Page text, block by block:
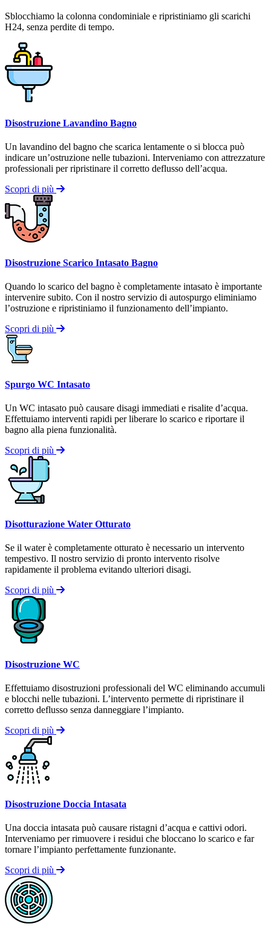
Sblocchiamo la colonna condominiale e ripristiniamo gli scarichi
H24, senza perdite di tempo.
Disostruzione Lavandino Bagno
Un lavandino del bagno che scarica lentamente o si blocca può
indicare un’ostruzione nelle tubazioni. Interveniamo con attrezzature
professionali per ripristinare il corretto deflusso dell’acqua.
Scopri di più
Disostruzione Scarico Intasato Bagno
Quando lo scarico del bagno è completamente intasato è importante
intervenire subito. Con il nostro servizio di autospurgo eliminiamo
l’ostruzione e ripristiniamo il funzionamento dell’impianto.
Scopri di più
Spurgo WC Intasato
Un WC intasato può causare disagi immediati e risalite d’acqua.
Effettuiamo interventi rapidi per liberare lo scarico e riportare il
bagno alla piena funzionalità.
Scopri di più
Disotturazione Water Otturato
Se il water è completamente otturato è necessario un intervento
tempestivo. Il nostro servizio di pronto intervento risolve
rapidamente il problema evitando ulteriori disagi.
Scopri di più
Disostruzione WC
Effettuiamo disostruzioni professionali del WC eliminando accumuli
e blocchi nelle tubazioni. L’intervento permette di ripristinare il
corretto deflusso senza danneggiare l’impianto.
Scopri di più
Disostruzione Doccia Intasata
Una doccia intasata può causare ristagni d’acqua e cattivi odori.
Interveniamo per rimuovere i residui che bloccano lo scarico e far
tornare l’impianto perfettamente funzionante.
Scopri di più